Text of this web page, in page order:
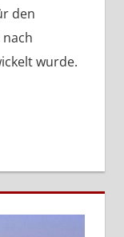
den
wurde.